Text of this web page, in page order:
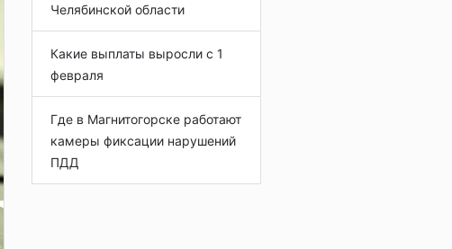
Челябинской области
Какие выплаты выросли с 1
февраля
Где в Магнитогорске работают
камеры фиксации нарушений
ПДД